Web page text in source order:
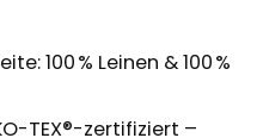
100 % Leinen & 100 %
TEX®-zertifiziert –